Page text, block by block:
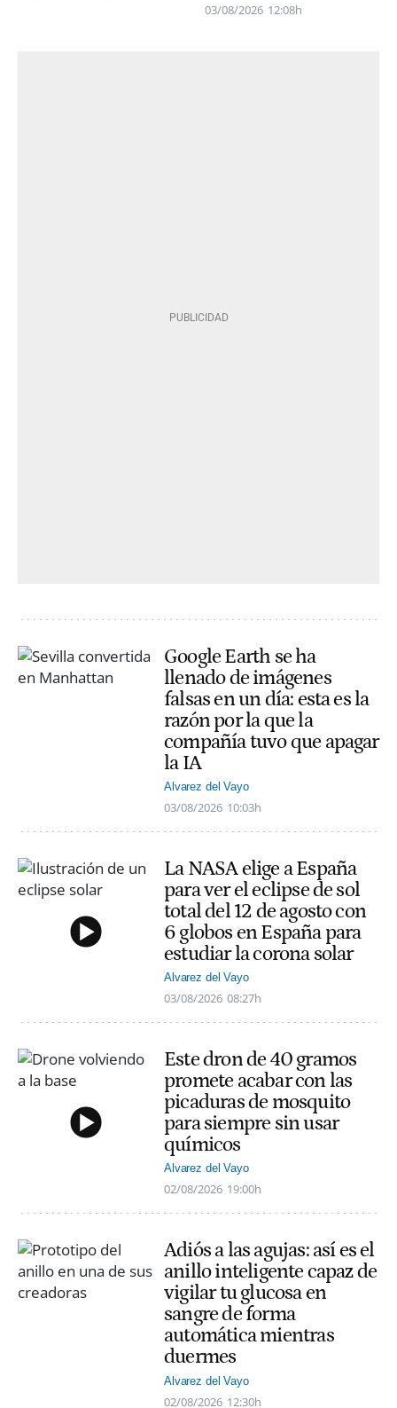
03/08/2026 12:08h
Google Earth se ha
llenado de imágenes
falsas en un día: esta es la
razón por la que la
compañía tuvo que apagar
la IA
Alvarez del Vayo
03/08/2026 10:03h
La NASA elige a España
para ver el eclipse de sol
total del 12 de agosto con
6 globos en España para
estudiar la corona solar
Alvarez del Vayo
03/08/2026 08:27h
Este dron de 40 gramos
promete acabar con las
picaduras de mosquito
para siempre sin usar
químicos
Alvarez del Vayo
02/08/2026 19:00h
Adiós a las agujas: así es el
anillo inteligente capaz de
vigilar tu glucosa en
sangre de forma
automática mientras
duermes
Alvarez del Vayo
02/08/2026 12:30h